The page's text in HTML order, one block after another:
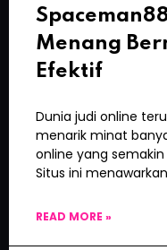
Menang
Efektif
Dunia judi online
menarik minat
online yang
Situs ini
READ MORE »